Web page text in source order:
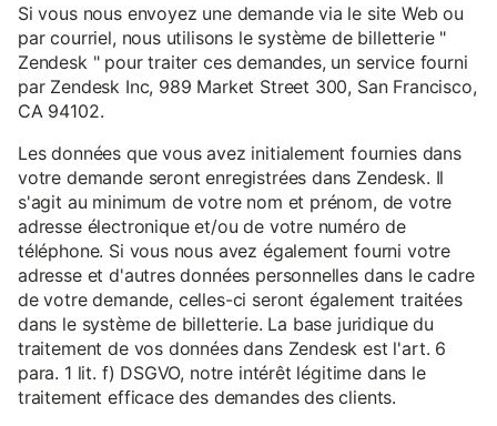
Si vous nous envoyez une demande via le site Web ou
par courriel, nous utilisons le système de billetterie "
Zendesk " pour traiter ces demandes, un service fourni
par Zendesk Inc, 989 Market Street 300, San Francisco,
CA 94102.
Les données que vous avez initialement fournies dans
votre demande seront enregistrées dans Zendesk. Il
s'agit au minimum de votre nom et prénom, de votre
adresse électronique et/ou de votre numéro de
téléphone. Si vous nous avez également fourni votre
adresse et d'autres données personnelles dans le cadre
de votre demande, celles-ci seront également traitées
dans le système de billetterie. La base juridique du
traitement de vos données dans Zendesk est l'art. 6
para. 1 lit. f) DSGVO, notre intérêt légitime dans le
traitement efficace des demandes des clients.